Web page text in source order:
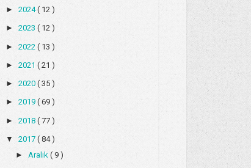
►2024( 12 )
►2023( 12 )
►2022( 13 )
►2021( 21 )
►2020( 35 )
►2019( 69 )
►2018( 77 )
▼2017( 84 )
► Aralık ( 9 )